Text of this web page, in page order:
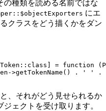
の種類を読める名前ではな
にエ
クラスをどう描くかをダン
= function
、それがどう見せられるか
ジェクトを受け取ります。